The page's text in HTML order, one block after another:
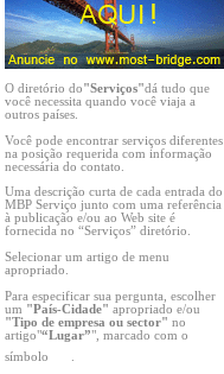
O diretório do"Serviços"dá tudo que
você necessita quando você viaja a
outros países.
Você pode encontrar serviços diferentes
na posição requerida com informação
necessária do contato.
Uma descrição curta de cada entrada do
MBP Serviço junto com uma referência
à publicação e/ou ao Web site é
fornecida no “Serviços” diretório.
Selecionar um artigo de menu
apropriado.
Para especificar sua pergunta, escolher
um "País-Cidade" apropriado e/ou
"Tipo de empresa ou sector" no
artigo"“Lugar”", marcado com o
símbolo